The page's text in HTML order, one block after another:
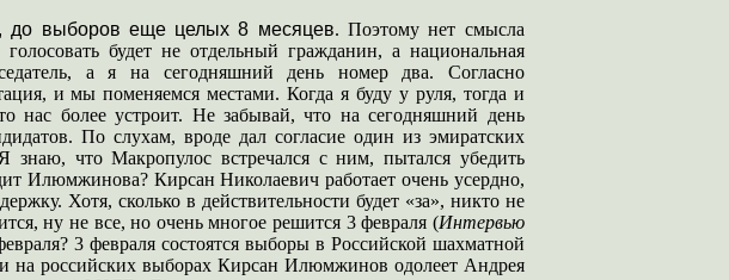
до выборов еще целых 8 месяцев. Поэтому нет смысла
будет не отдельный гражданин, а национальная
а я на сегодняшний день номер два. Согласно
и мы поменяемся местами. Когда я буду у руля, тогда и
нас более устроит. Не забывай, что на сегодняшний день
По слухам, вроде дал согласие один из эмиратских
что Макропулос встречался с ним, пытался убедить
Илюмжинова? Кирсан Николаевич работает очень усердно,
Хотя, сколько в действительности будет «за», никто не
ну не все, но очень многое решится 3 февраля (Интервью
3 февраля состоятся выборы в Российской шахматной
на российских выборах Кирсан Илюмжинов одолеет Андрея